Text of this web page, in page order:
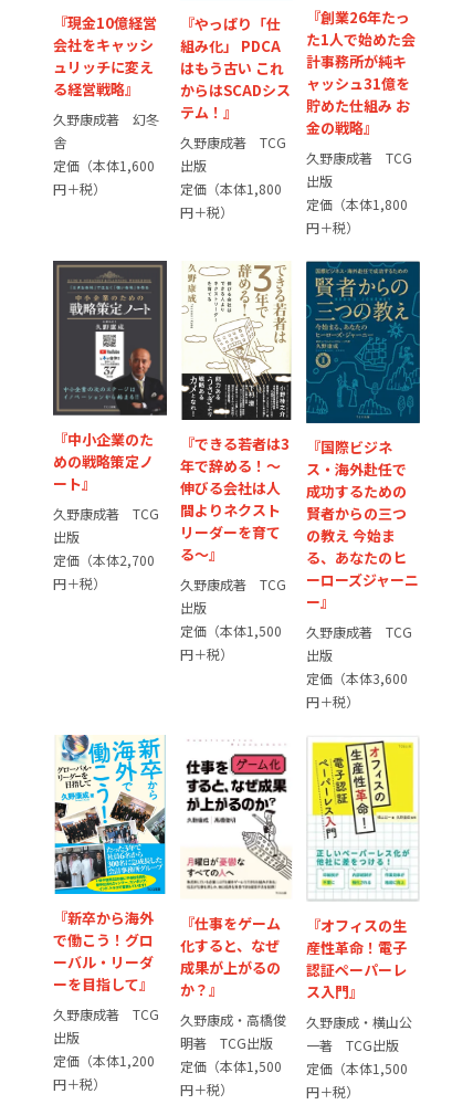
『現金10億経営
会社をキャッシ
ュリッチに変え
る経営戦略』
久野康成著 幻冬
舎
定価（本体1,600
円＋税）
『やっぱり「仕
組み化」 PDCA
はもう古い これ
からはSCADシス
テム！』
久野康成著 TCG
出版
定価（本体1,800
円＋税）
『創業26年たっ
た1人で始めた会
計事務所が純キ
ャッシュ31億を
貯めた仕組み お
金の戦略』
久野康成著 TCG
出版
定価（本体1,800
円＋税）
『中小企業のた
めの戦略策定ノ
ート』
久野康成著 TCG
出版
定価（本体2,700
円＋税）
『できる若者は3
年で辞める！〜
伸びる会社は人
間よりネクスト
リーダーを育て
る〜』
久野康成著 TCG
出版
定価（本体1,500
円＋税）
『国際ビジネ
ス・海外赴任で
成功するための
賢者からの三つ
の教え 今始ま
る、あなたのヒ
ーローズジャーニ
ー』
久野康成著 TCG
出版
定価（本体3,600
円＋税）
『新卒から海外
で働こう！グロ
ーバル・リーダ
ーを目指して』
久野康成著 TCG
出版
定価（本体1,200
円＋税）
『仕事をゲーム
化すると、なぜ
成果が上がるの
か？』
久野康成・高橋俊
明著 TCG出版
定価（本体1,500
円＋税）
『オフィスの生
産性革命！電子
認証ペーパーレ
ス入門』
久野康成・横山公
一著 TCG出版
定価（本体1,500
円＋税）